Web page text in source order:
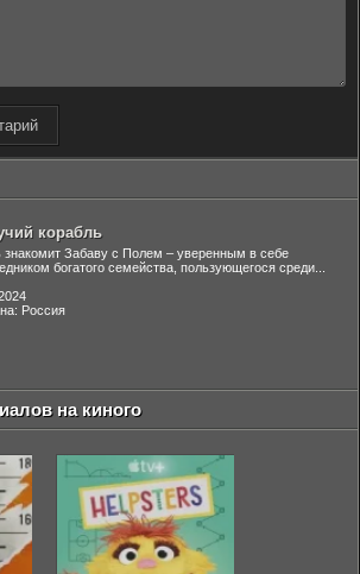
корабль
знакомит Забаву с Полем – уверенным в себе
богатого семейства, пользующегося среди...
Россия
на киного